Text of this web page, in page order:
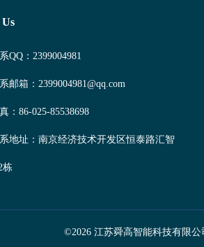
QQ：2399004981
邮箱：2399004981@qq.com
：86-025-85538698
地址：南京经济技术开发区恒泰路汇智
栋
©2026 江苏舜高智能科技有限